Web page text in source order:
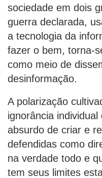
sociedade em dois
guerra declarada,
a tecnologia da
fazer o bem, torna-
como meio de
desinformação.
A polarização
ignorância
absurdo de criar e
defendidas como
na verdade todo e
tem seus limites